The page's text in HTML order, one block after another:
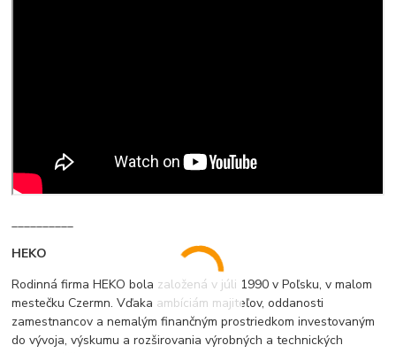
HEKO
Rodinná firma HEKO bola založená v júli 1990 v Poľsku, v malom
mestečku Czermn. Vďaka ambíciám majiteľov, oddanosti
zamestnancov a nemalým finančným prostriedkom investovaným
do vývoja, výskumu a rozširovania výrobných a technických